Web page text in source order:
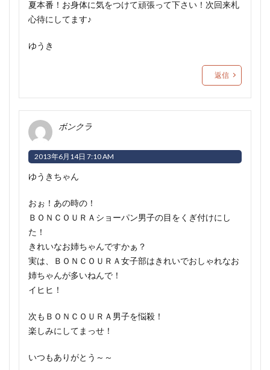
夏本番！お身体に気をつけて頑張って下さい！次回来札
心待にしてます♪
ゆうき
返信
ボンクラ
2013年6月14日 7:10 AM
ゆうきちゃん
おぉ！あの時の！
ＢＯＮＣＯＵＲＡショーパン男子の目をくぎ付けにし
た！
きれいなお姉ちゃんですかぁ？
実は、ＢＯＮＣＯＵＲＡ女子部はきれいでおしゃれなお
姉ちゃんが多いねんで！
イヒヒ！
次もＢＯＮＣＯＵＲＡ男子を悩殺！
楽しみにしてまっせ！
いつもありがとう～～